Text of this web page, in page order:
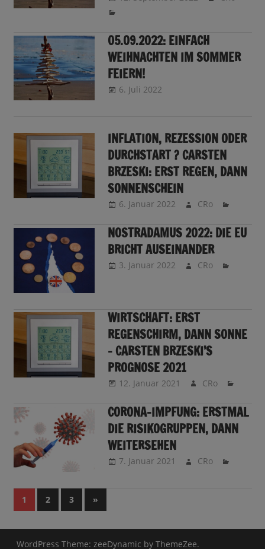
05.09.2022: EINFACH
WEIHNACHTEN IM SOMMER
FEIERN!
6. Juli 2022
INFLATION, REZESSION ODER
DURCHSTART ? CARSTEN
BRZESKI: ERST REGEN, DANN
SONNENSCHEIN
6. Januar 2022 CRo
NOSTRADAMUS 2022: DIE EU
BRICHT AUSEINANDER
3. Januar 2022 CRo
WIRTSCHAFT: ERST
REGENSCHIRM, DANN SONNE
– CARSTEN BRZESKI’S
PROGNOSE 2021
12. Januar 2021 CRo
CORONA-IMPFUNG: ERSTMAL
DIE RISIKOGRUPPEN, DANN
WEITERSEHEN
7. Januar 2021 CRo
Seitennummerierung
1 2 3
Nächste
Beiträge
»
WordPress Theme: zeeDynamic by ThemeZee.